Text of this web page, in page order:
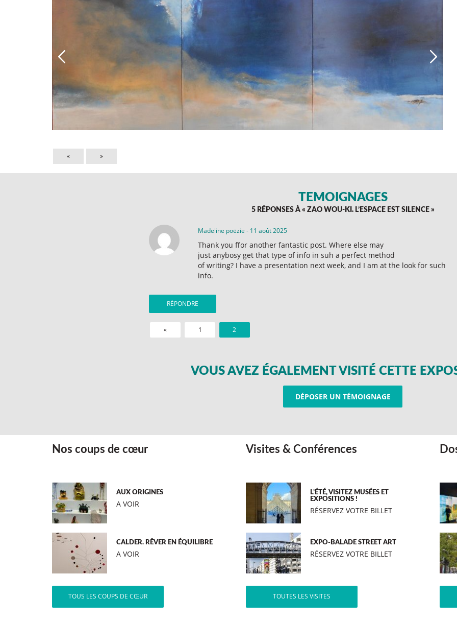
« »
TÉMOIGNAGES
5 RÉPONSES À « ZAO WOU-KI. L’ESPACE EST SILENCE»
Madeline poëzie - 11 août 2025
Thank you ffor another fantastic post. Where else may
just anybosy get that type of info in suh a perfect method
of writing? I have a presentation next week, and I am at the look for such
info.
RÉPONDRE
« 1 2
VOUS AVEZ ÉGALEMENT VISITÉ CETTE
DÉPOSER UN TÉMOIGNAGE
Nos coups de cœur
AUX ORIGINES
A VOIR
CALDER. RÊVER EN ÉQUILIBRE
A VOIR
TOUS LES COUPS DE CŒUR
Visites & Conférences
L’ÉTÉ, VISITEZ MUSÉES ET
EXPOSITIONS !
RÉSERVEZ VOTRE BILLET
EXPO-BALADE STREET ART
RÉSERVEZ VOTRE BILLET
TOUTES LES VISITES